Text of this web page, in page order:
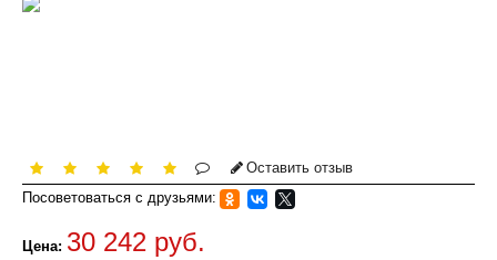
Оставить отзыв
Посоветоваться с друзьями:
Цена: 30 242 руб.